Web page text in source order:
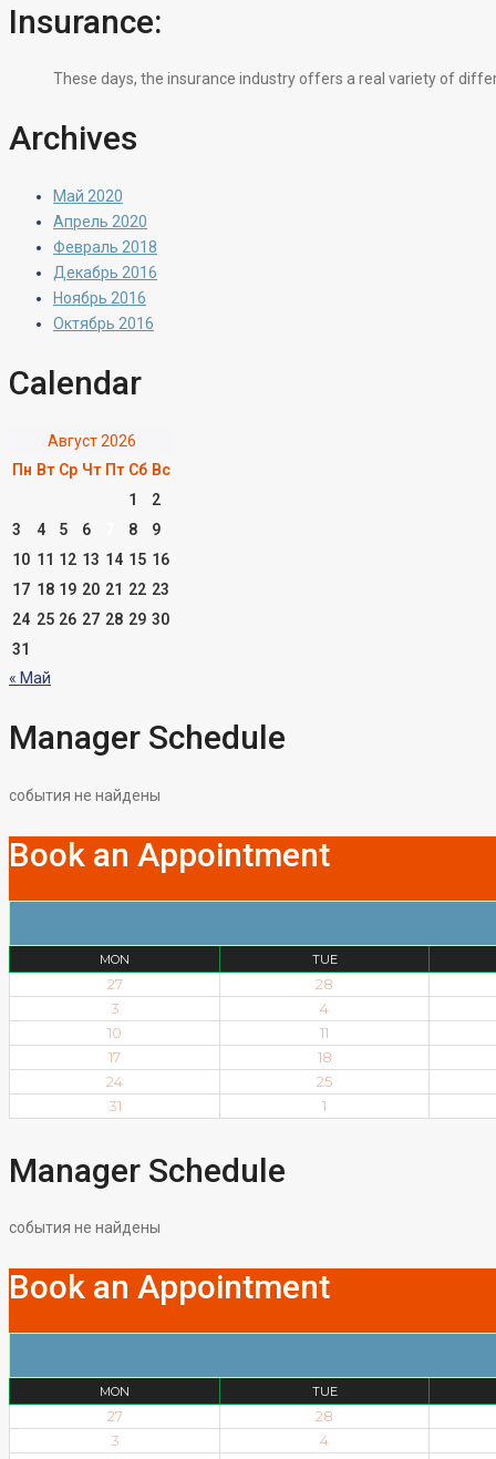
Insurance:
These days, the insurance industry offers a real variety of
Archives
Май 2020
Апрель 2020
Февраль 2018
Декабрь 2016
Ноябрь 2016
Октябрь 2016
Calendar
Август 2026
Пн Вт Ср Чт Пт Сб Вс
1
2
3
4 5 6 8
9
10 11 12 13 14 15 16
17 18 19 20 21 22 23
24 25 26 27 28 29 30
31
« Май
Manager Schedule
события не найдены
Book an Appointment
MON TUE
27 28
3
4
10
11
17
18
24
25
31
1
Manager Schedule
события не найдены
Book an Appointment
MON TUE
27 28
3
4